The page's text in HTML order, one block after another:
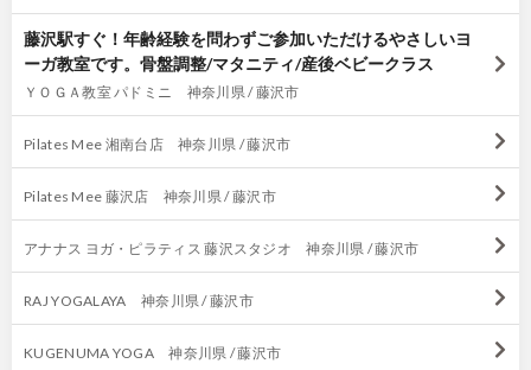
藤沢駅すぐ！年齢経験を問わずご参加いただけるやさしいヨ
ーガ教室です。骨盤調整/マタニティ/産後ベビークラス
ＹＯＧＡ教室 パドミニ 神奈川県 / 藤沢市
Pilates Mee 湘南台店 神奈川県 / 藤沢市
Pilates Mee 藤沢店 神奈川県 / 藤沢市
アナナス ヨガ・ピラティス 藤沢スタジオ 神奈川県 / 藤沢市
RAJ YOGALAYA 神奈川県 / 藤沢市
KUGENUMA YOGA 神奈川県 / 藤沢市